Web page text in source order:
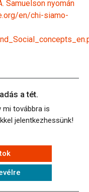
Samuelson nyomán
en/chi-siamo-
a tét.
mi továbbra is
jelentkezhessünk!